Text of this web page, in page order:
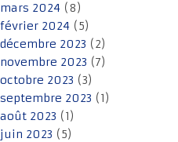
mars 2024 (8)
février 2024 (5)
décembre 2023 (2)
novembre 2023 (7)
octobre 2023 (3)
septembre 2023 (1)
août 2023 (1)
juin 2023 (5)